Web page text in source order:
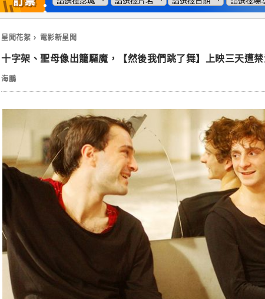
星聞花絮 電影新星聞
十字架、聖母像出籠驅魔，【然後我們跳了舞】上映三天遭
海鵬